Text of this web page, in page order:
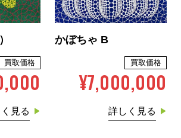
買取価格
見る
かぼちゃ B
買取価格
¥7,000,000
詳しく見る